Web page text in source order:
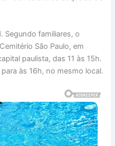
Segundo familiares, o
São Paulo, em
paulista, das 11 às 15h.
às 16h, no mesmo local.